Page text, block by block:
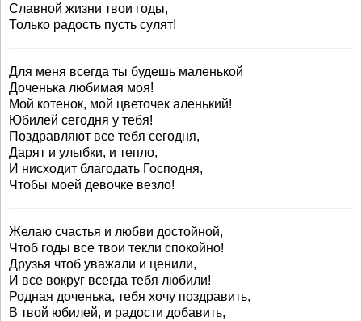
Славной жизни твои годы,
Только радость пусть сулят!
Для меня всегда ты будешь маленькой
Доченька любимая моя!
Мой котенок, мой цветочек аленький!
Юбилей сегодня у тебя!
Поздравляют все тебя сегодня,
Дарят и улыбки, и тепло,
И нисходит благодать Господня,
Чтобы моей девочке везло!
Желаю счастья и любви достойной,
Чтоб годы все твои текли спокойно!
Друзья чтоб уважали и ценили,
И все вокруг всегда тебя любили!
Родная доченька, тебя хочу поздравить,
В твой юбилей, и радости добавить,